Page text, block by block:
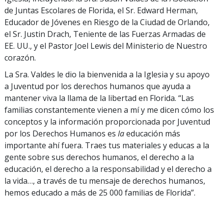
de Juntas Escolares de Florida, el Sr. Edward Herman,
Educador de Jóvenes en Riesgo de la Ciudad de Orlando,
el Sr. Justin Drach, Teniente de las Fuerzas Armadas de
EE. UU., y el Pastor Joel Lewis del Ministerio de Nuestro
corazón.
La Sra. Valdes le dio la bienvenida a la Iglesia y su apoyo
a Juventud por los derechos humanos que ayuda a
mantener viva la llama de la libertad en Florida. “Las
familias constantemente vienen a mí y me dicen cómo los
conceptos y la información proporcionada por Juventud
por los Derechos Humanos es laeducación más
importante ahí fuera. Traes tus materiales y educas a la
gente sobre sus derechos humanos, el derecho a la
educación, el derecho a la responsabilidad y el derecho a
la vida…, a través de tu mensaje de derechos humanos,
hemos educado a más de 25 000 familias de Florida”.